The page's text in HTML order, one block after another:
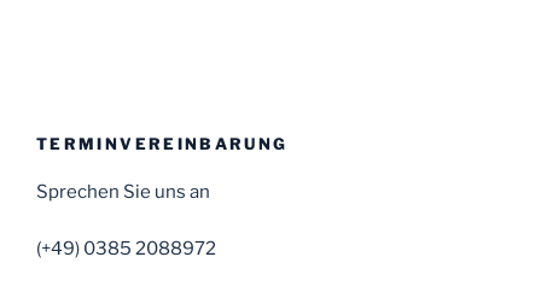
TERMINVEREINBARUNG
Sprechen Sie uns an
(+49) 0385 2088972